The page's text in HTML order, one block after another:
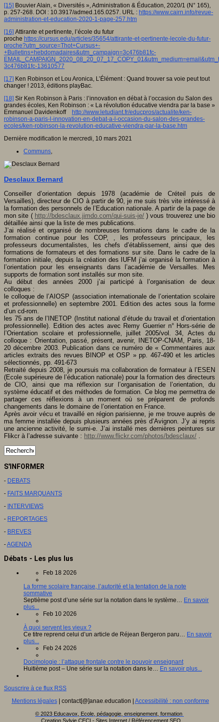
[15] Bouvier Alain, « Diversités », Administration & Éducation, 2020/1 (N° 165),
p. 257-268. DOI : 10.3917/admed.165.0257. URL : https://www.cairn.info/revue-
administration-et-education-2020-1-page-257.htm
[16] Attirante et pertinente, l’école du futur
proche https://cursus.edu/articles/35654/attirante-et-pertinente-lecole-du-futur-
proche?utm_source=Thot+Cursus+-
+Bulletins+hebdomadaires&utm_campaign=3c476b81fc-
3c476b81fc-13610577
[17] Ken Robinson et Lou Aronica, L’Élément : Quand trouver sa voie peut tout
changer ! 2013, éditions playBac.
[18] Sir Ken Robinson à Paris : l’innovation en débat à l’occasion du Salon des
grandes écoles, Ken Robinson : « La révolution éducative viendra par la base »
Emmanuel Davidenkoff
http://www.letudiant.fr/educpros/actualite/ken-
robinson-a-paris-l-innovation-en-debat-a-l-occasion-du-salon-des-grandes-
ecoles/ken-robinson-la-revolution-educative-viendra-par-la-base.htm
Dernière modification le mercredi, 10 mars 2021
Communs,
Desclaux Bernard
Conseiller d’orientation depuis 1978 (académie de Créteil puis de
Versailles), directeur de CIO à partir de 90, je me suis très vite intéressé à
la formation des personnels de l’Education nationale. A partir de la page de
mon site ( http://bdesclaux.jimdo.com/qui-suis-je/) vous trouverez une bio
détaillée ainsi que la liste de mes publications.
J’ai réalisé et organisé de nombreuses formations dans le cadre de la
formation continue pour les COP, , les professeurs principaux, les
professeurs documentalistes, les chefs d’établissement, ainsi que des
formations de formateurs et des formations sur site. Dans le cadre de la
formation initiale, depuis la création des IUFM j’ai organisé la formation à
l’orientation pour les enseignants dans l’académie de Versailles. Mes
supports de formation sont installés sur mon site.
Au début des années 2000 j’ai participé à l’organisation de deux
colloques :
le colloque de l’AIOSP (association internationale de l’orientation scolaire
et professionnelle) en septembre 2001. Edition des actes sous la forme
d’un cd-rom.
les 75 ans de l’INETOP (Institut national d’étude du travail et d’orientation
professionnelle). Edition des actes avec Remy Guerrier n° Hors-série de
l’Orientation scolaire et professionnelle, juillet 2005/vol. 34, Actes du
colloque : Orientation, passé, présent, avenir, INETOP-CNAM, Paris, 18-
20 décembre 2003. Publication dans ce numéro de « Commentaires aux
articles extraits des revues BINOP et OSP » pp. 467-490 et les articles
sélectionnés, pp. 491-673
Retraité depuis 2008, je poursuis ma collaboration de formateur à l’ESEN
(Ecole supérieure de l’éducation nationale) pour la formation des directeurs
de CIO, ainsi que ma réflexion sur l’organisation de l’orientation, du
système éducatif et des méthodes de formation. Ce blog me permettra de
partager ces réflexions à un moment où se préparent de profonds
changements dans le domaine de l’orientation en France.
Après avoir vécu et travaillé en région parisienne, je me trouve auprès de
ma femme installée depuis plusieurs années près d’Avignon. J’y ai repris
une ancienne activité, le sumi-e. J’ai installé mes dernières peintures sur
Flikcr à l’adresse suivante : http://www.flickr.com/photos/bdesclaux/ .
S'INFORMER
- DEBATS
- FAITS MARQUANTS
- INTERVIEWS
- REPORTAGES
- BREVES
-AGENDA
Débats - Les plus lus
Feb 18 2026
La forme scolaire française, l’autorité et la tentation de la note
sommative
Septième post d’une série sur la notation dans le système… En savoir
plus...
Feb 10 2026
À quoi servent les vieux ?
Ce titre reprend celui d’un article de Réjean Bergeron paru… En savoir
plus...
Feb 24 2026
Docimologie : l’attaque frontale contre le pouvoir enseignant
Huitième post – Une série sur la notation dans le… En savoir plus...
Souscrire à ce flux RSS
Mentions légales| contact[@]anae.education | Accessibilité : non conforme
© 2023 Educavox, Ecole, pédagogie, enseignement, formation
Creation Sylvie CECI - Sites Internet / Référencement SEO